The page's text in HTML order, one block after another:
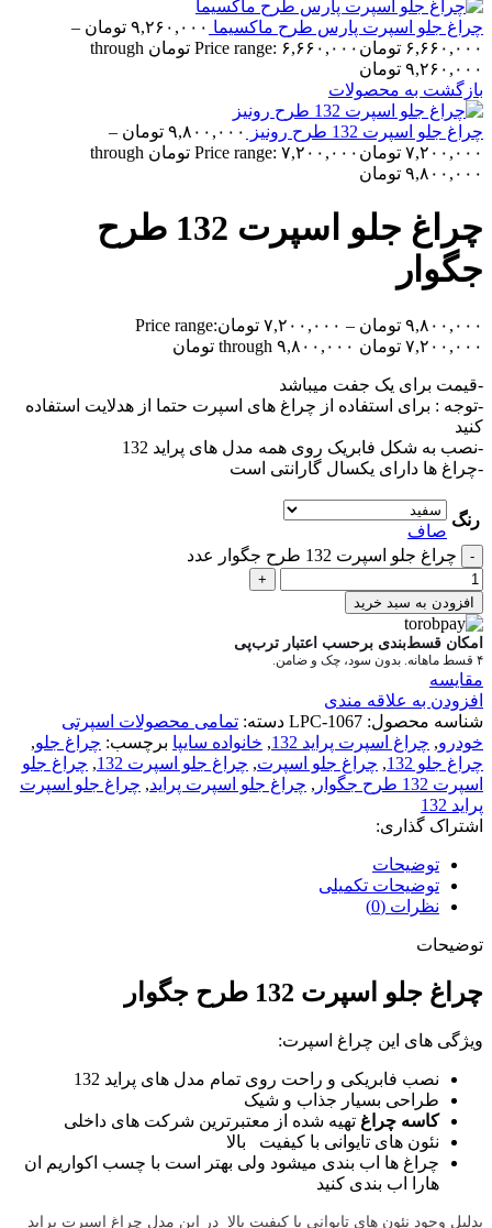
چراغ جلو اسپرت پارس طرح ماکسیما ۹,۲۶۰,۰۰۰ تومان –
۶,۶۶۰,۰۰۰ تومان
Price range: ۶,۶۶۰,۰۰۰ تومان through
۹,۲۶۰,۰۰۰ تومان
بازگشت به محصولات
چراغ جلو اسپرت 132 طرح رونیز ۹,۸۰۰,۰۰۰ تومان –
۷,۲۰۰,۰۰۰ تومان
Price range: ۷,۲۰۰,۰۰۰ تومان through
۹,۸۰۰,۰۰۰ تومان
چراغ جلو اسپرت 132 طرح
جگوار
۹,۸۰۰,۰۰۰ تومان – ۷,۲۰۰,۰۰۰ تومانPrice range:
۷,۲۰۰,۰۰۰ تومان through ۹,۸۰۰,۰۰۰ تومان
-قیمت برای یک جفت میباشد
-توجه : برای استفاده از چراغ های اسپرت حتما از هدلایت استفاده
کنید
-نصب به شکل فابریک روی همه مدل های پراید 132
-چراغ ها دارای یکسال گارانتی است
رنگ
صاف
- چراغ جلو اسپرت 132 طرح جگوار عدد
+
افزودن به سبد خرید
امکان قسط‌بندی برحسب اعتبار ترب‌پی
۴ قسط ماهانه. بدون سود، چک و ضامن.
مقایسه
افزودن به علاقه مندی
شناسه محصول: LPC-1067 دسته: تمامی محصولات اسپرتی
خودرو, چراغ اسپرت پراید 132 , خانواده سایپا برچسب: چراغ جلو,
چراغ جلو 132
, چراغ جلو اسپرت, چراغ جلو اسپرت 132 , چراغ جلو
اسپرت 132 طرح جگوار
, چراغ جلو اسپرت پراید, چراغ جلو اسپرت
پراید 132
اشتراک گذاری:
توضیحات
توضیحات تکمیلی
نظرات (0)
توضیحات
چراغ جلو اسپرت 132 طرح جگوار
ویژگی های این چراغ اسپرت:
نصب فابریکی و راحت روی تمام مدل های پراید 132
طراحی بسیار جذاب و شیک
کاسه چراغ تهیه شده از معتبرترین شرکت های داخلی
نئون های تایوانی با کیفیت بالا
چراغ ها اب بندی میشود ولی بهتر است با چسب اکواریم ان
هارا اب بندی کنید
بدلیل وجود نئون های تایوانی با کیفیت بالا در این مدل چراغ اسپرت پراید